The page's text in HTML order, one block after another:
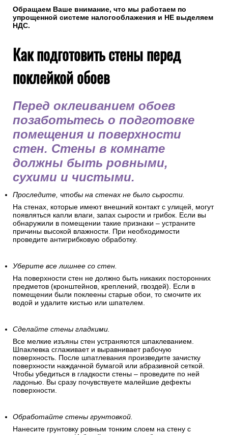
Обращаем Ваше внимание, что мы работаем по
упрощенной системе налогооблажения и НЕ выделяем
НДС.
Как подготовить стены перед
поклейкой обоев
Перед оклеиванием обоев
позаботьтесь о подготовке
помещения и поверхности
стен. Стены в комнате
должны быть ровными,
сухими и чистыми.
Проследите, чтобы на стенах не было сырости.
На стенах, которые имеют внешний контакт с улицей, могут
появляться капли влаги, запах сырости и грибок. Если вы
обнаружили в помещении такие признаки – устраните
причины высокой влажности. При необходимости
проведите антигрибковую обработку.
Уберите все лишнее со стен.
На поверхности стен не должно быть никаких посторонних
предметов (кронштейнов, креплений, гвоздей). Если в
помещении были поклеены старые обои, то смочите их
водой и удалите кистью или шпателем.
Сделайте стены гладкими.
Все мелкие изъяны стен устраняются шпаклеванием.
Шпаклевка сглаживает и выравнивает рабочую
поверхность. После шпатлевания произведите зачистку
поверхности наждачной бумагой или абразивной сеткой.
Чтобы убедиться в гладкости стены – проведите по ней
ладонью. Вы сразу почувствуете малейшие дефекты
поверхности.
Обработайте стены грунтовкой.
Нанесите грунтовку ровным тонким слоем на стену с